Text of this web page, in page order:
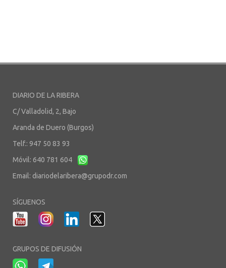
DIARIO DE LA RIBERA
C/ Valladolid, 2, Bajo
Aranda de Duero (Burgos)
Telf.: 947 50 83 93
Móvil: 640 781 604
Email: diariodelaribera@grupodr.com
SÍGUENOS
GRUPOS DE DIFUSIÓN